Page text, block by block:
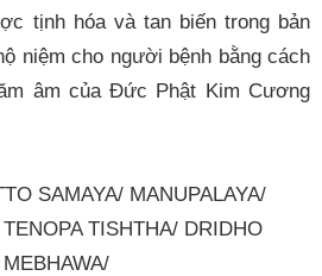
tịnh hóa và tan biến trong bản
niệm cho người bệnh bằng cách
âm của Đức Phật Kim Cương
SAMAYA/ MANUPALAYA/
TISHTHA/ DRIDHO
MEBHAWA/